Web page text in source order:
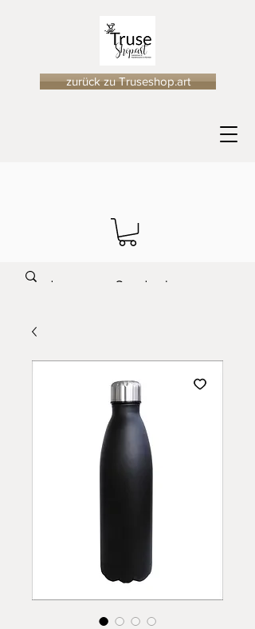
zurück zu Truseshop.art